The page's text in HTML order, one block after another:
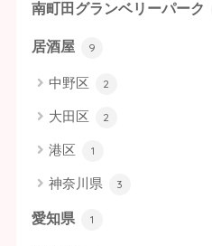
南町田グランベリーパーク
居酒屋 9
中野区 2
大田区 2
港区 1
神奈川県 3
愛知県 1